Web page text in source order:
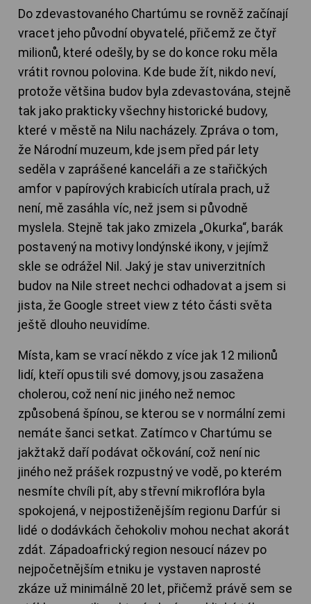
Do zdevastovaného Chartúmu se rovněž začínají
vracet jeho původní obyvatelé, přičemž ze čtyř
milionů, které odešly, by se do konce roku měla
vrátit rovnou polovina. Kde bude žít, nikdo neví,
protože většina budov byla zdevastována, stejně
tak jako prakticky všechny historické budovy,
které v městě na Nilu nacházely. Zpráva o tom,
že Národní muzeum, kde jsem před pár lety
seděla v zaprášené kanceláři a ze stařičkých
amfor v papírových krabicích utírala prach, už
není, mě zasáhla víc, než jsem si původně
myslela. Stejně tak jako zmizela „Okurka“, barák
postavený na motivy londýnské ikony, v jejímž
skle se odrážel Nil. Jaký je stav univerzitních
budov na Nile street nechci odhadovat a jsem si
jista, že Google street view z této části světa
ještě dlouho neuvidíme.
Místa, kam se vrací někdo z více jak 12 milionů
lidí, kteří opustili své domovy, jsou zasažena
cholerou, což není nic jiného než nemoc
způsobená špínou, se kterou se v normální zemi
nemáte šanci setkat. Zatímco v Chartúmu se
jakžtakž daří podávat očkování, což není nic
jiného než prášek rozpustný ve vodě, po kterém
nesmíte chvíli pít, aby střevní mikroflóra byla
spokojená, v nejpostiženějším regionu Darfúr si
lidé o dodávkách čehokoliv mohou nechat akorát
zdát. Západoafrický region nesoucí název po
nejpočetnějším etniku je vystaven naprosté
zkáze už minimálně 20 let, přičemž právě sem se